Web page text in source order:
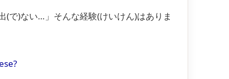
(で)ない…」そんな経験(けいけん)はありま